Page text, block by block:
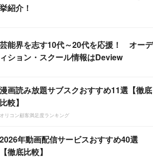
挙紹介！
芸能界を志す10代～20代を応援！ オーデ
ィション・スクール情報はDeview
漫画読み放題サブスクおすすめ11選【徹底
比較】
オリコン顧客満足度ランキング
2026年動画配信サービスおすすめ40選
【徹底比較】